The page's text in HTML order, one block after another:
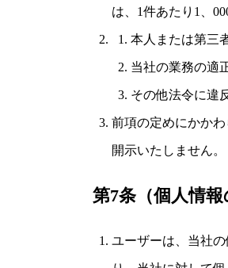
は、1件あたり1、
本人または第三
当社の業務の適
その他法令に違
前項の定めにかか
開示いたしません。
第7条（個人情報
ユーザーは、当社